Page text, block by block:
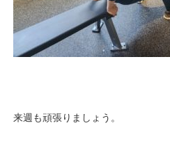
来週も頑張りましょう。